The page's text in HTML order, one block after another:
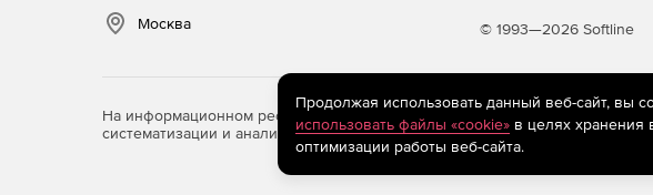
Москва © 1993—2026 Softline
На информационном ресурсе store.softline.ru применяются
систематизации и анализа сведений, относящихся к предпочтениям
Продолжая использовать данный веб-сайт, вы
использовать файлы «cookie»в целях хранения
оптимизации работы веб-сайта.